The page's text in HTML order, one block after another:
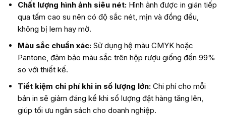
Chất lượng hình ảnh siêu nét:Hình ảnh được in gián tiếp
qua tấm cao su nên có độ sắc nét, mịn và đồng đều,
không bị lem hay mờ.
Màu sắc chuẩn xác:Sử dụng hệ màu CMYK hoặc
Pantone, đảm bảo màu sắc trên hộp rượu giống đến 99%
so với thiết kế.
Tiết kiệm chi phí khi in số lượng lớn:Chi phí cho mỗi
bản in sẽ giảm đáng kể khi số lượng đặt hàng tăng lên,
giúp tối ưu ngân sách cho doanh nghiệp.